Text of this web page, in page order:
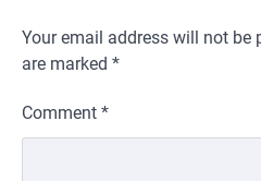
Your email address will not be
are marked *
Comment *